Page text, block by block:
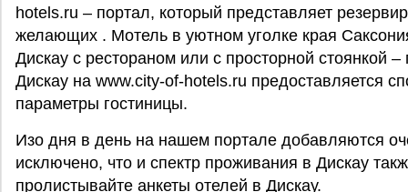
hotels.ru – портал, который представляет
желающих . Мотель в уютном уголке края
Дискау с рестораном или с просторной стоянкой
Дискау на www.city-of-hotels.ru предоставляется
параметры гостиницы.
Изо дня в день на нашем портале добавляются
исключено, что и спектр проживания в Дискау
пролистывайте анкеты отелей в Дискау.